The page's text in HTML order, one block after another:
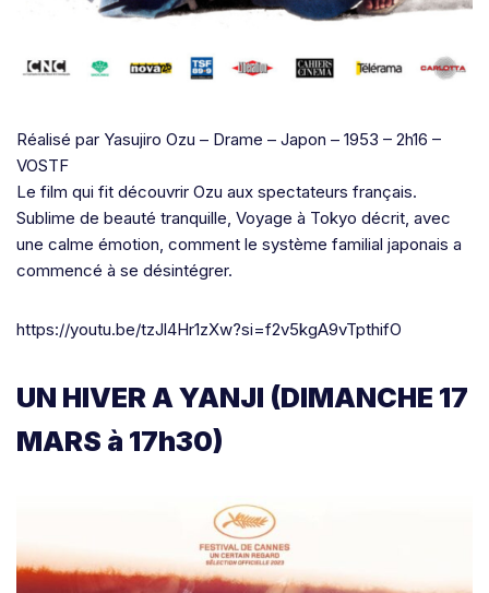
Réalisé par Yasujiro Ozu – Drame – Japon – 1953 – 2h16 –
VOSTF
Le film qui fit découvrir Ozu aux spectateurs français.
Sublime de beauté tranquille, Voyage à Tokyo décrit, avec
une calme émotion, comment le système familial japonais a
commencé à se désintégrer.
https://youtu.be/tzJl4Hr1zXw?si=f2v5kgA9vTpthifO
UN HIVER A YANJI (DIMANCHE 17
MARS à 17h30)